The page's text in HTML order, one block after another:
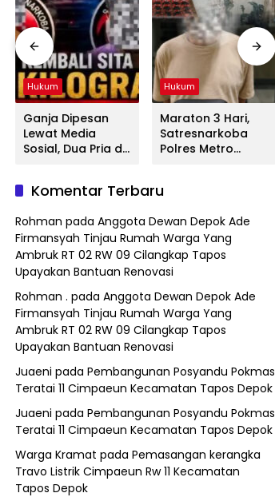
Hukum
Ganja Dipesan
Lewat Media
Sosial, Dua Pria di
Satresnarkoba
Bekasi
Hukum
Maraton 3 Hari,
Satresnarkoba
Polres Metro
Ganja, dan
Komentar Terbaru
Rohman pada Anggota Dewan Depok Ade
Firmansyah Tinjau Rumah Warga Yang
Ambruk RT 02 RW 09 Cilangkap Tapos
Upayakan Bantuan Renovasi
Rohman . pada Anggota Dewan Depok Ade
Firmansyah Tinjau Rumah Warga Yang
Ambruk RT 02 RW 09 Cilangkap Tapos
Upayakan Bantuan Renovasi
Juaeni pada Pembangunan Posyandu Pokmas
Teratai 11 Cimpaeun Kecamatan Tapos Depok
Juaeni pada Pembangunan Posyandu Pokmas
Teratai 11 Cimpaeun Kecamatan Tapos Depok
Warga Kramat pada Pemasangan kerangka
Travo Listrik Cimpaeun Rw 11 Kecamatan
Tapos Depok